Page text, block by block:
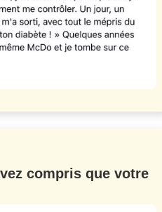
compris que votre